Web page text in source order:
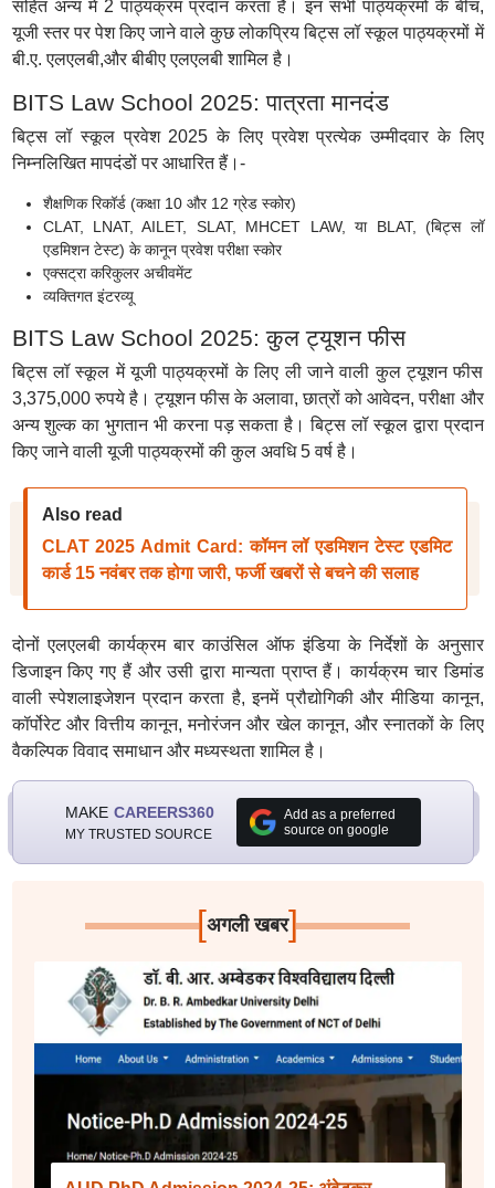
सहित अन्य में 2 पाठ्यक्रम प्रदान करता है। इन सभी पाठ्यक्रमों के बीच,
यूजी स्तर पर पेश किए जाने वाले कुछ लोकप्रिय बिट्स लॉ स्कूल पाठ्यक्रमों में
बी.ए. एलएलबी,और बीबीए एलएलबी शामिल है।
BITS Law School 2025: पात्रता मानदंड
बिट्स लॉ स्कूल प्रवेश 2025 के लिए प्रवेश प्रत्येक उम्मीदवार के लिए
निम्नलिखित मापदंडों पर आधारित हैं।-
शैक्षणिक रिकॉर्ड (कक्षा 10 और 12 ग्रेड स्कोर)
CLAT, LNAT, AILET, SLAT, MHCET LAW, या BLAT, (बिट्स लॉ
एडमिशन टेस्ट) के कानून प्रवेश परीक्षा स्कोर
एक्सट्रा करिकुलर अचीवमेंट
व्यक्तिगत इंटरव्यू
BITS Law School 2025: कुल ट्यूशन फीस
बिट्स लॉ स्कूल में यूजी पाठ्यक्रमों के लिए ली जाने वाली कुल ट्यूशन फीस
3,375,000 रुपये है। ट्यूशन फीस के अलावा, छात्रों को आवेदन, परीक्षा और
अन्य शुल्क का भुगतान भी करना पड़ सकता है। बिट्स लॉ स्कूल द्वारा प्रदान
किए जाने वाली यूजी पाठ्यक्रमों की कुल अवधि 5 वर्ष है।
Also read
CLAT 2025 Admit Card: कॉमन लॉ एडमिशन टेस्ट एडमिट
कार्ड 15 नवंबर तक होगा जारी, फर्जी खबरों से बचने की सलाह
दोनों एलएलबी कार्यक्रम बार काउंसिल ऑफ इंडिया के निर्देशों के अनुसार
डिजाइन किए गए हैं और उसी द्वारा मान्यता प्राप्त हैं। कार्यक्रम चार डिमांड
वाली स्पेशलाइजेशन प्रदान करता है, इनमें प्रौद्योगिकी और मीडिया कानून,
कॉर्पोरेट और वित्तीय कानून, मनोरंजन और खेल कानून, और स्नातकों के लिए
वैकल्पिक विवाद समाधान और मध्यस्थता शामिल है।
MAKE CAREERS360
MY TRUSTED SOURCE
Add as a preferred
source on google
[अगली खबर]